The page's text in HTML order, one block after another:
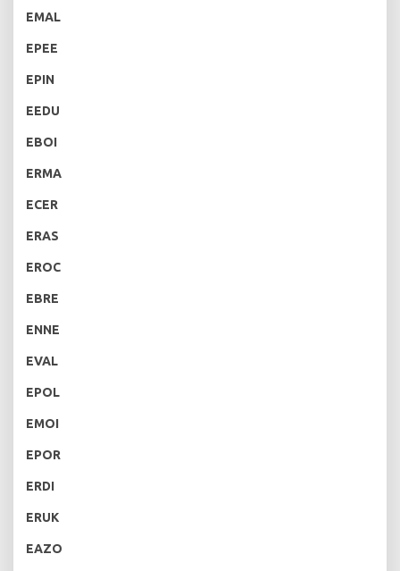
EMAL
EPEE
EPIN
EEDU
EBOI
ERMA
ECER
ERAS
EROC
EBRE
ENNE
EVAL
EPOL
EMOI
EPOR
ERDI
ERUK
EAZO